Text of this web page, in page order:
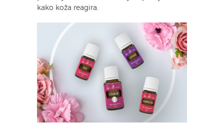
kako koža reagira.